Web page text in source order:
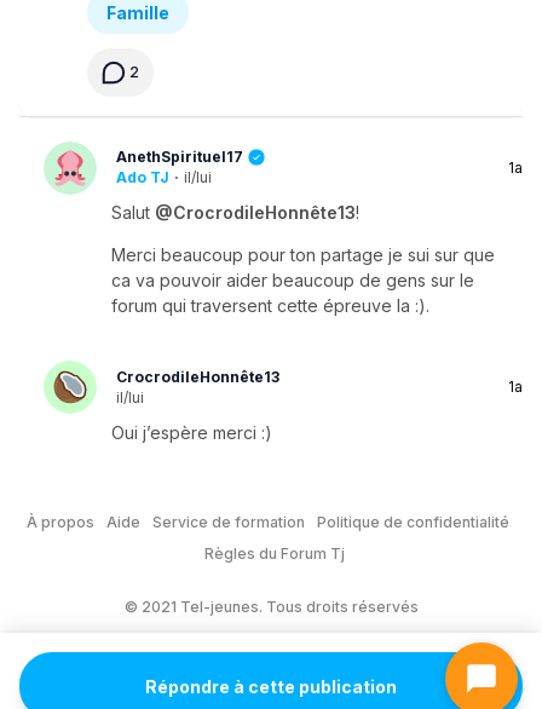
Famille
2
AnethSpirituel17
Ado TJ · il/lui
1a
Salut @CrocrodileHonnête13!
Merci beaucoup pour ton partage je sui sur que
ca va pouvoir aider beaucoup de gens sur le
forum qui traversent cette épreuve la :).
CrocrodileHonnête13
il/lui
1a
Oui j’espère merci :)
Répondre à cette publication
À propos Aide Service de formation
Politique de confidentialité
Règles du Forum Tj
© 2021 Tel-jeunes. Tous droits réservés